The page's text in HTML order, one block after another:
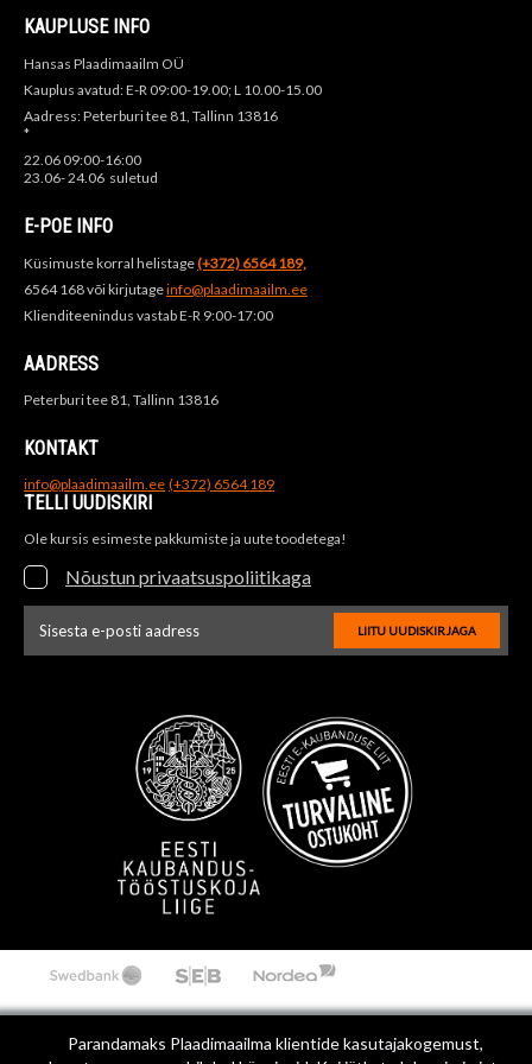
Parandamaks Plaadimaailma klientide kasutajakogemust,
KAUPLUSE INFO
Hansas Plaadimaailm OÜ
Kauplus avatud: E-R 09:00-19.00; L 10.00-15.00
Aadress: Peterburi tee 81, Tallinn 13816
*
22.06 09:00-16:00
23.06- 24.06 suletud
E-POE INFO
Küsimuste korral helistage(+372) 6564 189,
6564 168 või kirjutageinfo@plaadimaailm.ee
Klienditeenindus vastab E-R 9:00-17:00
AADRESS
Peterburi tee 81, Tallinn 13816
KONTAKT
info@plaadimaailm.ee (+372) 6564 189
TELLI UUDISKIRI
Ole kursis esimeste pakkumiste ja uute toodetega!
Nõustun privaatsuspoliitikaga
LIITU UUDISKIRJAGA